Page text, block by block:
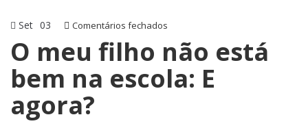
Set 03 Comentários fechados
meu
filho
não
O meu filho não está
bem na escola: E
agora?